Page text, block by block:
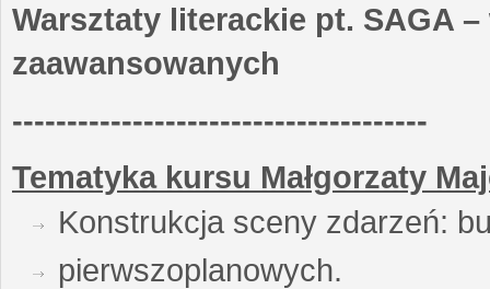
Warsztaty literackie pt. SAGA
zaawansowanych
--------------------------------------
Tematyka kursu Małgorzaty
Konstrukcja sceny zdarzeń:
pierwszoplanowych.